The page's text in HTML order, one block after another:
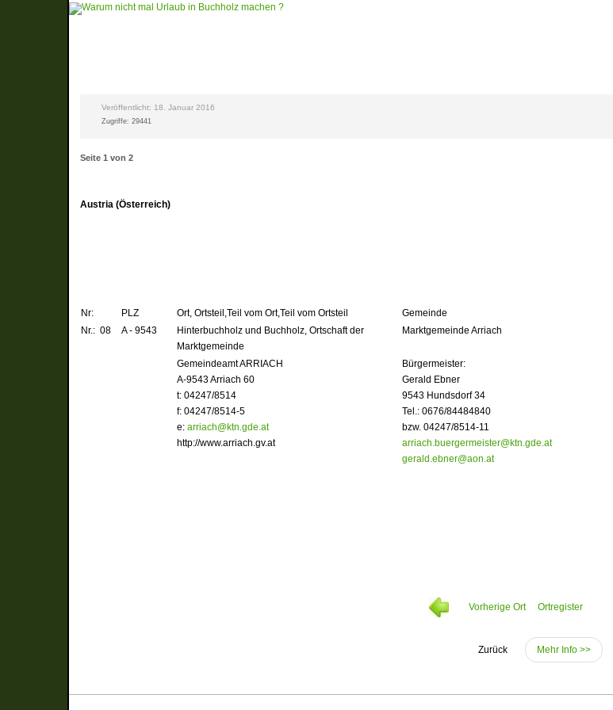
Veröffentlicht: 18. Januar 2016
Zugriffe: 29441
Seite 1 von 2
Austria (Österreich)
Nr: PLZ Ort,Ortsteil,Teil vom Ort,Teil vom Ortsteil Gemeinde
Nr.: 08
A - 9543 Hinterbuchholz und Buchholz, Ortschaft der
Marktgemeinde
Marktgemeinde Arriach
Gemeindeamt ARRIACH
A-9543 Arriach 60
t: 04247/8514
f: 04247/8514-5
e:arriach@ktn.gde.at
http://www.arriach.gv.at
Bürgermeister:
Gerald Ebner
9543 Hundsdorf 34
Tel.: 0676/84484840
bzw. 04247/8514-11
arriach.buergermeister@ktn.gde.at
gerald.ebner@aon.at
Vorherige Ort Ortregister
Zurück Mehr Info >>